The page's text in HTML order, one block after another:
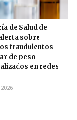
de Salud de
sobre
fraudulentos
de peso
en redes
2026